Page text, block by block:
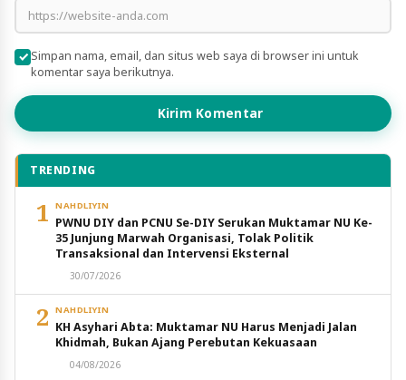
Simpan nama, email, dan situs web saya di browser ini untuk
komentar saya berikutnya.
Kirim Komentar
TRENDING
1 NAHDLIYIN
PWNU DIY dan PCNU Se-DIY Serukan Muktamar NU Ke-
35 Junjung Marwah Organisasi, Tolak Politik
Transaksional dan Intervensi Eksternal
30/07/2026
2 NAHDLIYIN
KH Asyhari Abta: Muktamar NU Harus Menjadi Jalan
Khidmah, Bukan Ajang Perebutan Kekuasaan
04/08/2026